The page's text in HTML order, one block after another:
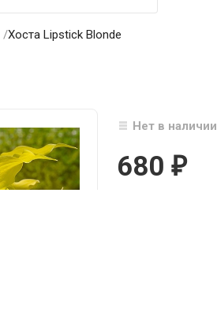
/Хоста Lipstick Blonde
Нет в наличии
680 ₽